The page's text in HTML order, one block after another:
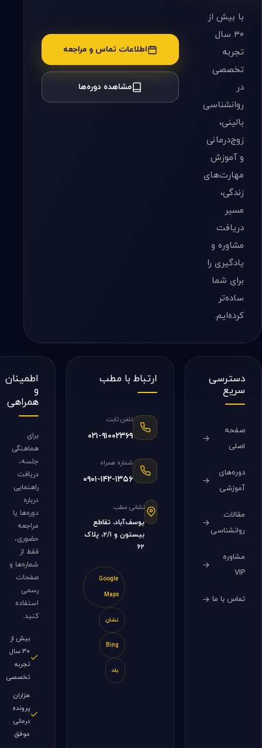
با بیش از
۳۰ سال
تجربه
تخصصی
در
روانشناسی
بالینی،
زوج‌درمانی
و آموزش
مهارت‌های
زندگی،
مسیر
دریافت
مشاوره و
یادگیری را
برای شما
ساده‌تر
کرده‌ایم.
اطلاعات تماس و مراجعه
مشاهده دوره‌ها
دسترسی
سریع
صفحه
اصلی
دوره‌های
آموزشی
مقالات
روانشناسی
مشاوره
VIP
تماس با ما
ارتباط با مطب
تلفن ثابت
۰۲۱-۹۱۰۰۲۳۶۹
شماره همراه
۰۹۰۱-۱۴۲-۱۳۵۶
نشانی مطب
یوسف‌آباد، تقاطع
بیستون و ۲/۱، پلاک
۶۲
Google
Maps
نشان
Bing
بلد
اطمینان
و
همراهی
برای
هماهنگی
جلسه،
دریافت
راهنمایی
درباره
دوره‌ها یا
مراجعه
حضوری،
فقط از
شماره‌ها و
صفحات
رسمی
استفاده
کنید.
بیش از
۳۰ سال
تجربه
تخصصی
هزاران
پرونده
درمانی
موفق